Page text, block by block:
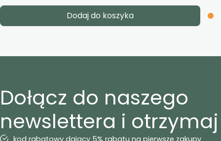
Dodaj do koszyka
Dołącz do naszego
newslettera i otrzymaj
kod rabatowy dający 5% rabatu na pierwsze zakupy